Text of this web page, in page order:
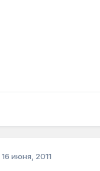
16 июня, 2011